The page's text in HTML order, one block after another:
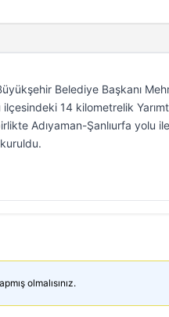
Belediye Başkanı
ilçesindeki 14 kilometrelik
Adıyaman-Şanlıurfa yolu
kuruldu.
olmalısınız.